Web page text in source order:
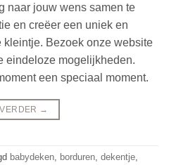
naar jouw wens samen te
en creëer een uniek en
Bezoek onze website
eindeloze mogelijkheden.
een speciaal moment.
→
babydeken, borduren, dekentje,